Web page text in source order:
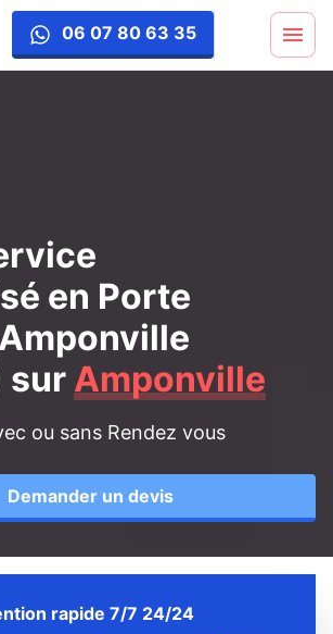
06 07 80 63 35
en Porte
sur Amponville
ou sans Rendez vous
Demander un devis
rapide 7/7 24/24